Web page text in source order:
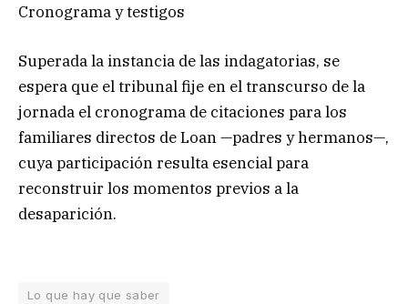
Cronograma y testigos
Superada la instancia de las indagatorias, se
espera que el tribunal fije en el transcurso de la
jornada el cronograma de citaciones para los
familiares directos de Loan —padres y hermanos—,
cuya participación resulta esencial para
reconstruir los momentos previos a la
desaparición.
Lo que hay que saber